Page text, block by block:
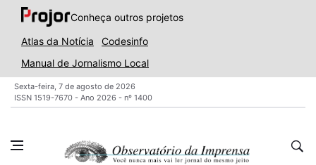
Conheça outros projetos
Atlas da Notícia
Codesinfo
Manual de Jornalismo Local
Sexta-feira, 7 de agosto de 2026
ISSN 1519-7670 - Ano 2026 - nº 1400